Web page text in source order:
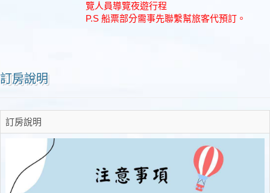
覽人員導覽夜遊行程
P.S 船票部分需事先聯繫幫旅客代預訂。
訂房說明
訂房說明